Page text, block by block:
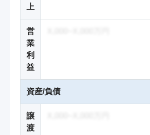
上
営
業
利
益
資産/負債
譲
渡